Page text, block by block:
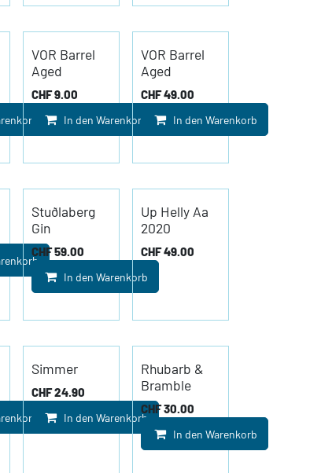
VOR Barrel
Aged
CHF9.00
In den Warenkorb
VOR Barrel
Aged
CHF49.00
In den Warenkorb
Stuðlaberg
Gin
CHF59.00
In den Warenkorb
Up Helly Aa
2020
CHF49.00
Simmer
CHF24.90
In den Warenkorb
Rhubarb &
Bramble
CHF30.00
In den Warenkorb